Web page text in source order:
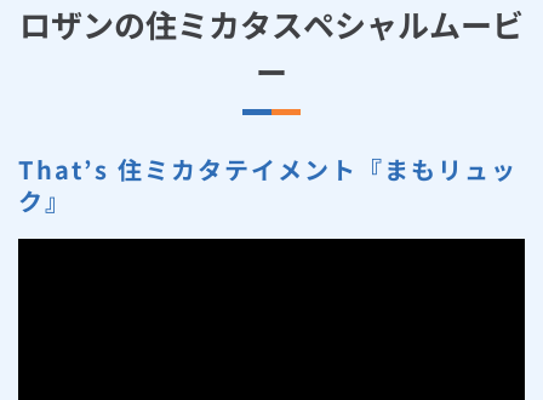
ロザンの住ミカタスペシャルムービ
ー
That’s 住ミカタテイメント『まもリュッ
ク』